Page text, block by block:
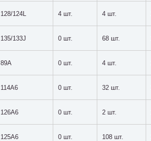
128/124L 4 шт. 4 шт.
135/133J 0 шт. 68 шт.
89A 0 шт. 4 шт.
114A6 0 шт. 32 шт.
126A6 0 шт. 2 шт.
125A6 0 шт. 108 шт.